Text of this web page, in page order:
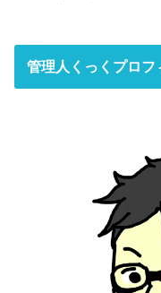
管理人くっくプロフ